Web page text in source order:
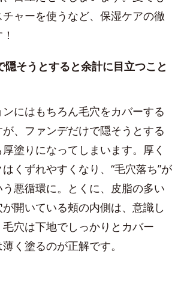
ャーを使うなど、保湿ケアの徹
隠そうとすると余計に目立つこと
にはもちろん毛穴をカバーする
、ファンデだけで隠そうとする
塗りになってしまいます。厚く
くずれやすくなり、“毛穴落ち”が
悪循環に。とくに、皮脂の多い
開いている頰の内側は、意識し
穴は下地でしっかりとカバー
く塗るのが正解です。